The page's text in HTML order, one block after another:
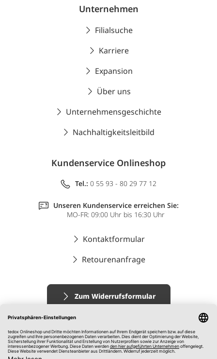
Unternehmen
Filialsuche
Karriere
Expansion
Über uns
Unternehmensgeschichte
Nachhaltigkeitsleitbild
Kundenservice Onlineshop
Tel.: 0 55 93 - 80 29 77 12
Unseren Kundenservice erreichen Sie:
MO-FR: 09:00 Uhr bis 16:30 Uhr
Kontaktformular
Retourenanfrage
Zum Widerrufsformular
Impressum
AGB